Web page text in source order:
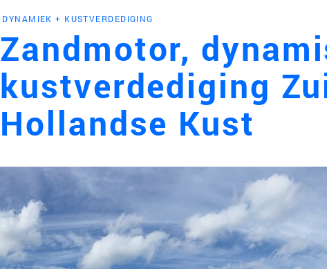
HOME
VISIE
DYNAMIEK + KUSTVERDEDIGING
Zandmotor,
kustverdediging
Hollandse Kust